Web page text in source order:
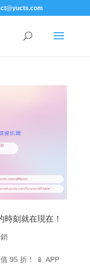
刻就在現在！
95 折！ 📱 APP